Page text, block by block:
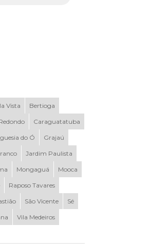
Vista Bertioga
Caraguatatuba
do Ó Grajaú
Jardim Paulista
Mongaguá Mooca
Raposo Tavares
São Vicente Sé
Vila Medeiros